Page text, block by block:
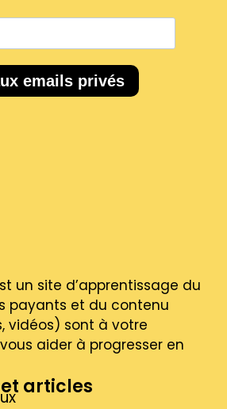
un site d’apprentissage du
payants et du contenu
vidéos) sont à votre
aider à progresser en
articles